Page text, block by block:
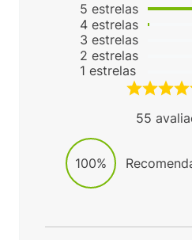
5 estrelas
4 estrelas
3 estrelas
2 estrelas
1 estrelas
55
100%